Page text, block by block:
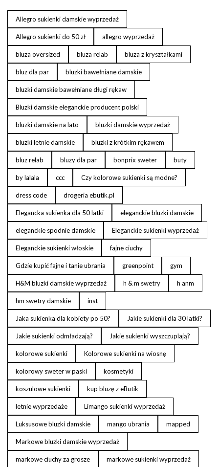
Allegro sukienki damskie wyprzedaż
Allegro sukienki do 50 zł allegro wyprzedaż
bluza oversized bluza relab bluza z kryształkami
bluz dla par bluzki bawełniane damskie
bluzki damskie bawełniane długi rękaw
Bluzki damskie eleganckie producent polski
bluzki damskie na lato bluzki damskie wyprzedaż
bluzki letnie damskie bluzki z krótkim rękawem
bluz relab bluzy dla par bonprix sweter buty
by lalala ccc Czy kolorowe sukienki są modne?
dress code drogeria ebutik.pl
Elegancka sukienka dla 50 latki eleganckie bluzki damskie
eleganckie spodnie damskie Eleganckie sukienki wyprzedaż
Eleganckie sukienki włoskie fajne ciuchy
Gdzie kupić fajne i tanie ubrania greenpoint gym
H&M bluzki damskie wyprzedaż h & m swetry h anm
hm swetry damskie inst
Jaka sukienka dla kobiety po 50? Jakie sukienki dla 30 latki?
Jakie sukienki odmładzają? Jakie sukienki wyszczuplają?
kolorowe sukienki Kolorowe sukienki na wiosnę
kolorowy sweter w paski kosmetyki
koszulowe sukienki kup bluzę z eButik
letnie wyprzedaże Limango sukienki wyprzedaż
Luksusowe bluzki damskie mango ubrania mapped
Markowe bluzki damskie wyprzedaż
markowe ciuchy za grosze markowe sukienki wyprzedaż